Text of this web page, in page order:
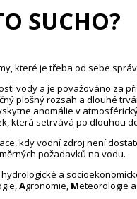
SUCHO?
které je třeba od sebe
vody a je považováno za
plošný rozsah a dlouhé
anomálie v
která setrvává po dlouhou
kdy vodní zdroj není
požadavků na vodu.
a
Agronomie, Meteorologie a